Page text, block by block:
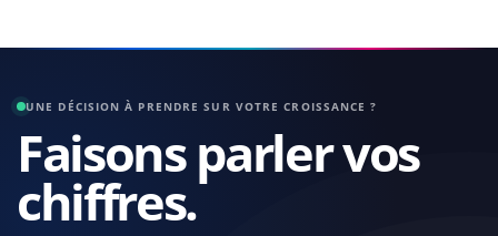
UNE DÉCISION À PRENDRE SUR VOTRE CROISSANCE ?
Faisons parler vos
chiffres.